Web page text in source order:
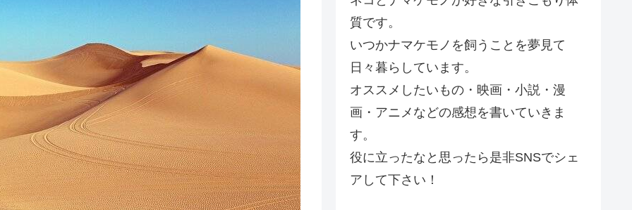
質です。
いつかナマケモノを飼うことを夢見て
日々暮らしています。
オススメしたいもの・映画・小説・漫
画・アニメなどの感想を書いていきま
す。
役に立ったなと思ったら是非SNSでシェ
アして下さい！